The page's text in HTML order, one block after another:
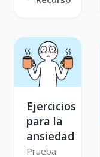
Ejercicios
para la
ansiedad
Prueba